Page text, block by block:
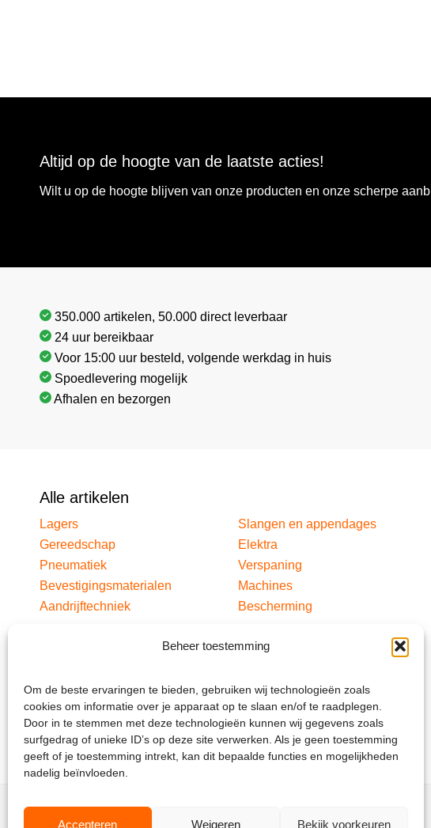
Beheer toestemming
Om de beste ervaringen te bieden, gebruiken wij technologieën zoals
cookies om informatie over je apparaat op te slaan en/of te raadplegen.
Door in te stemmen met deze technologieën kunnen wij gegevens zoals
surfgedrag of unieke ID’s op deze site verwerken. Als je geen toestemming
geeft of je toestemming intrekt, kan dit bepaalde functies en mogelijkheden
nadelig beïnvloeden.
Accepteren Weigeren Bekijk voorkeuren
Altijd op de hoogte van de laatste acties!
Wilt u op de hoogte blijven van onze producten en onze scherpe
350.000 artikelen, 50.000 direct leverbaar
24 uur bereikbaar
Voor 15:00 uur besteld, volgende werkdag in huis
Spoedlevering mogelijk
Afhalen en bezorgen
Alle artikelen
Lagers
Gereedschap
Pneumatiek
Bevestigingsmaterialen
Aandrijftechniek
Slangen en appendages
Elektra
Verspaning
Machines
Bescherming